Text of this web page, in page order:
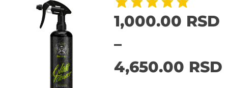
1,000.00 RSD
–
4,650.00 RSD